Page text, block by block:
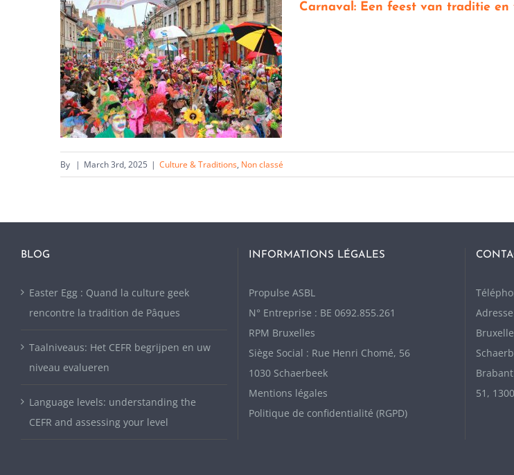
Carnaval: Een feest van traditie en
By | March 3rd, 2025 | Culture & Traditions, Non classé
BLOG
Easter Egg : Quand la culture geek
rencontre la tradition de Pâques
Taalniveaus: Het CEFR begrijpen en uw
niveau evalueren
Language levels: understanding the
CEFR and assessing your level
INFORMATIONS LÉGALES
Propulse ASBL
N° Entreprise : BE 0692.855.261
RPM Bruxelles
Siège Social : Rue Henri Chomé, 56
1030 Schaerbeek
Mentions légales
Politique de confidentialité (RGPD)
51,